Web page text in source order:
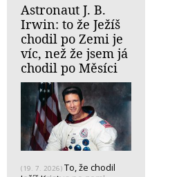
Astronaut J. B.
Irwin: to že Ježíš
chodil po Zemi je
víc, než že jsem já
chodil po Měsíci
(19. 7. 2026) To, že chodil